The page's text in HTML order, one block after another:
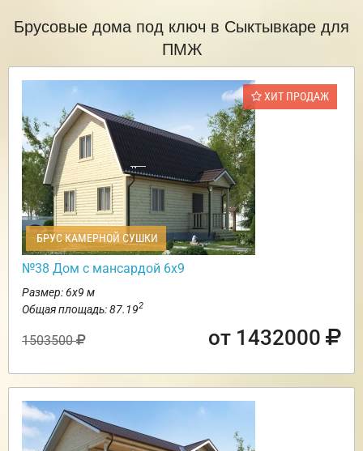
Брусовые дома под ключ в Сыктывкаре для
ПМЖ
ХИТ ПРОДАЖ
БРУС КАМЕРНОЙ СУШКИ
№38 Дом с мансардой 6х9
Размер: 6х9 м
Общая площадь: 87.192
1503500 от 1432000